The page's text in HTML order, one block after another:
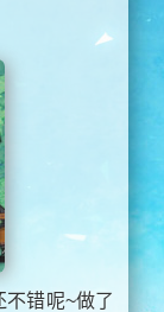
错呢~做了